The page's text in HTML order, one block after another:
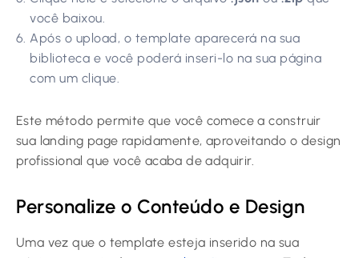
você baixou.
Após o upload, o template aparecerá na sua
biblioteca e você poderá inseri-lo na sua página
com um clique.
Este método permite que você comece a construir
sua landing page rapidamente, aproveitando o design
profissional que você acaba de adquirir.
Personalize o Conteúdo e Design
Uma vez que o template esteja inserido na sua